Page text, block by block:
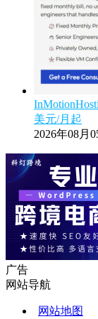
美元/月起
2026年08月
广告
网站导航
网站地图